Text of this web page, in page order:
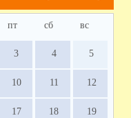
пт сб вс
3 4 5
10 11 12
17 18 19